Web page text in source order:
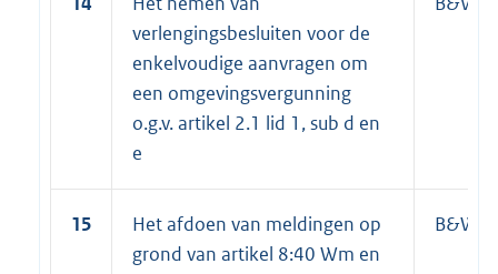
verlengingsbesluiten voor de
enkelvoudige aanvragen om
een omgevingsvergunning
o.g.v. artikel 2.1 lid 1, sub d en
e
15
Het afdoen van meldingen op
grond van artikel 8:40 Wm en
B&W